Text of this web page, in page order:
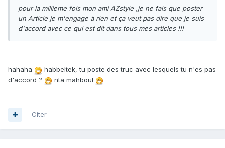
pour la millieme fois mon ami AZstyle ,je ne fais que poster
un Article je m'engage à rien et ça veut pas dire que je suis
d'accord avec ce qui est dit dans tous mes articles !!!
hahaha
habbeltek, tu poste des truc avec lesquels tu n'es pas
d'accord ?
nta mahboul
Citer